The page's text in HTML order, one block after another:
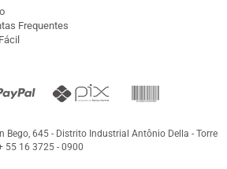
Frequentes
Bego, 645 - Distrito Industrial Antônio Della - Torre
55 16 3725 - 0900